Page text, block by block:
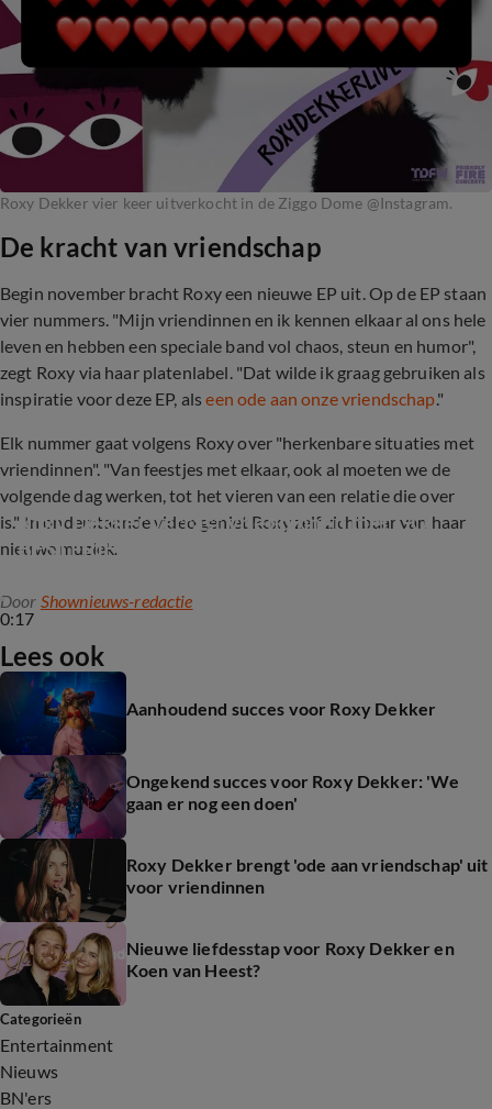
Roxy Dekker vier keer uitverkocht in de Ziggo Dome @Instagram.
De kracht van vriendschap
Begin november bracht Roxy een nieuwe EP uit. Op de EP staan
vier nummers. "Mijn vriendinnen en ik kennen elkaar al ons hele
leven en hebben een speciale band vol chaos, steun en humor",
zegt Roxy via haar platenlabel. "Dat wilde ik graag gebruiken als
inspiratie voor deze EP, alseen ode aan onze vriendschap."
Elk nummer gaat volgens Roxy over "herkenbare situaties met
vriendinnen". "Van feestjes met elkaar, ook al moeten we de
volgende dag werken, tot het vieren van een relatie die over
is." In onderstaande video geniet Roxy zelf zichtbaar van haar
nieuwe muziek.
0:17
Roxy Dekker verrast vriendinnen met GO
BESTFRIEND
Door Shownieuws-redactie
Lees ook
Aanhoudend succes voor Roxy Dekker
Ongekend succes voor Roxy Dekker: 'We
gaan er nog een doen'
Roxy Dekker brengt 'ode aan vriendschap' uit
voor vriendinnen
Nieuwe liefdesstap voor Roxy Dekker en
Koen van Heest?
Categorieën
Entertainment
Nieuws
BN'ers